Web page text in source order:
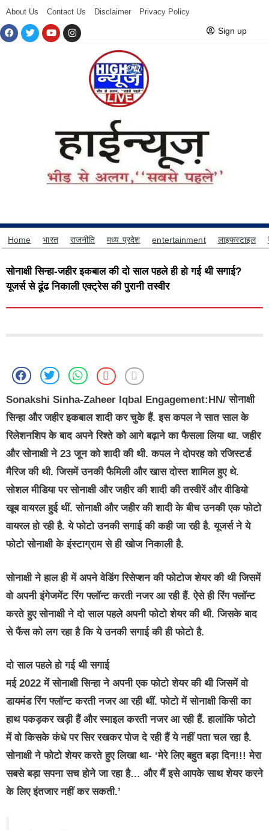
About Us Contact Us Disclaimer Privacy Policy
Sign up
Home भारत राजनीति मध्य प्रदेश entertainment लाइफस्टाइल
सोनाक्षी सिन्हा-जहीर इकबाल की दो साल पहले ही हो गई थी सगाई?
यूजर्स से ढूंढ निकाली एक्ट्रेस की पुरानी तस्वीर
Sonakshi Sinha-Zaheer Iqbal Engagement:HN/ सोनाक्षी
सिन्हा और जहीर इकबाल शादी कर चुके हैं. इस कपल ने सात साल के
रिलेशनशिप के बाद अपने रिश्ते को आगे बढ़ाने का फैसला लिया था. जहीर
और सोनाक्षी ने 23 जून को शादी की थी. कपल ने दोपरह को रजिस्टर्ड
मैरिज की थी. जिसमें उनकी फैमिली और खास दोस्त शामिल हुए थे.
सोशल मीडिया पर सोनाक्षी और जहीर की शादी की तस्वीरें और वीडियो
खूब वायरल हुई थीं. सोनाक्षी और जहीर की शादी के बीच उनकी एक फोटो
वायरल हो रही है. ये फोटो उनकी सगाई की कही जा रही है. यूजर्स ने ये
फोटो सोनाक्षी के इंस्टाग्राम से ही खोज निकाली है.
सोनाक्षी ने हाल ही में अपने वेडिंग रिसेप्शन की फोटोज शेयर की थी जिसमें
वो अपनी इंगेजमेंट रिंग फ्लॉन्ट करती नजर आ रही हैं. ऐसे ही रिंग फ्लॉन्ट
करते हुए सोनाक्षी ने दो साल पहले अपनी फोटो शेयर की थी. जिसके बाद
से फैंस को लग रहा है कि ये उनकी सगाई की ही फोटो है.
दो साल पहले हो गई थी सगाई
मई 2022 में सोनाक्षी सिन्हा ने अपनी एक फोटो शेयर की थी जिसमें वो
डायमंड रिंग फ्लॉन्ट करती नजर आ रही थीं. फोटो में सोनाक्षी किसी का
हाथ पकड़कर खड़ी हैं और स्माइल करती नजर आ रही हैं. हालांकि फोटो
में वो किसके कंधे पर सिर रखकर पोज दे रही हैं ये नहीं पता चल रहा है.
सोनाक्षी ने फोटो शेयर करते हुए लिखा था- ‘मेरे लिए बहुत बड़ा दिन!!! मेरा
सबसे बड़ा सपना सच होने जा रहा है… और मैं इसे आपके साथ शेयर करने
के लिए इंतजार नहीं कर सकती.’